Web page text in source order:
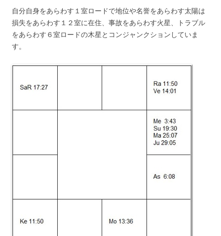
自分自身をあらわす１室ロードで地位や名誉をあらわす太陽は
損失をあらわす１２室に在住、事故をあらわす火星、トラブル
をあらわす６室ロードの木星とコンジャンクションしていま
す。